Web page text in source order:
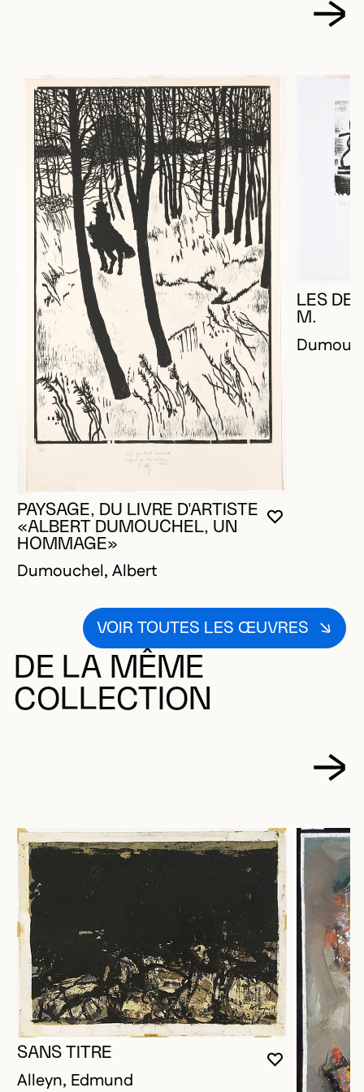
VOUS
FERMER
OUVRIR LA
PAYSAGE, DU LIVRE D'ARTISTE
«ALBERT DUMOUCHEL, UN
HOMMAGE»
Dumouchel, Albert
LES
M.
VOIR TOUTES LES ŒUVRES
DE LA MÊME
COLLECTION
VOUS
FERMER
OUVRIR LA
SANS TITRE
Alleyn, Edmund